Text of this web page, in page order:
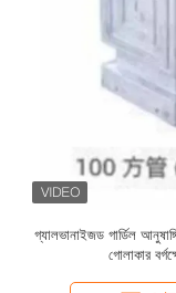
ব্রাস সিঁড়ি পোস্ট আধুনিক